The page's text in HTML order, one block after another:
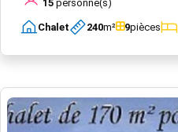
15 personne(s)
Chalet 240m² 9pièces